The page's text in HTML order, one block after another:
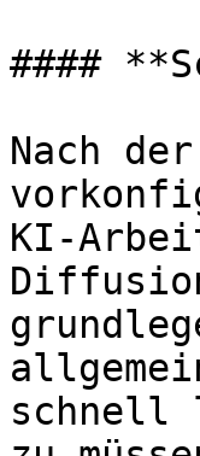
####
Nach
KI-
schnell